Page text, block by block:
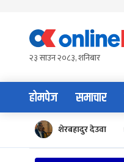
content२३ साउन २०८३, शनिबार
होमपेज समाचार
शेरबहादुर देउवा